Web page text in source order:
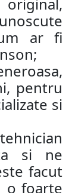
ar fi
pentru
si
si ne
facut
o foarte